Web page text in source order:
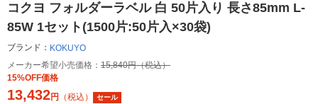
コクヨ フォルダーラベル 白 50片入り 長さ85mm L-
85W 1セット(1500片:50片入×30袋)
ブランド： KOKUYO
メーカー希望小売価格： 15,840円（税込）
15%OFF価格
13,432円 （税込） セール